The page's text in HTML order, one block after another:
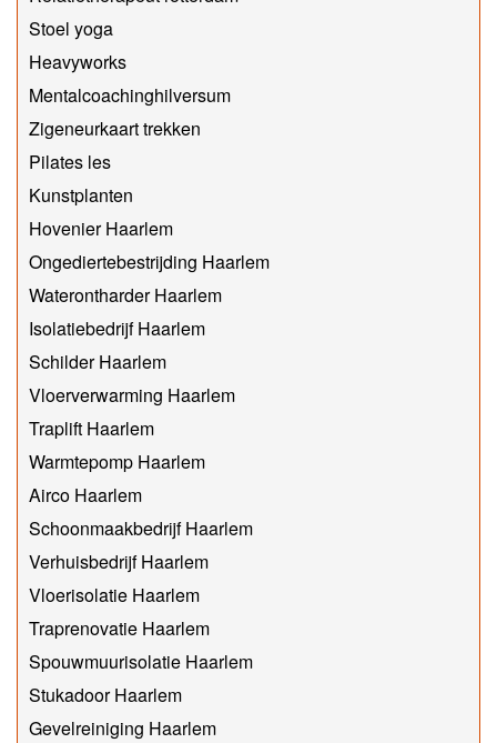
Stoel yoga
Heavyworks
Mentalcoachinghilversum
Zigeneurkaart trekken
Pilates les
Kunstplanten
Hovenier Haarlem
Ongediertebestrijding Haarlem
Waterontharder Haarlem
Isolatiebedrijf Haarlem
Schilder Haarlem
Vloerverwarming Haarlem
Traplift Haarlem
Warmtepomp Haarlem
Airco Haarlem
Schoonmaakbedrijf Haarlem
Verhuisbedrijf Haarlem
Vloerisolatie Haarlem
Traprenovatie Haarlem
Spouwmuurisolatie Haarlem
Stukadoor Haarlem
Gevelreiniging Haarlem